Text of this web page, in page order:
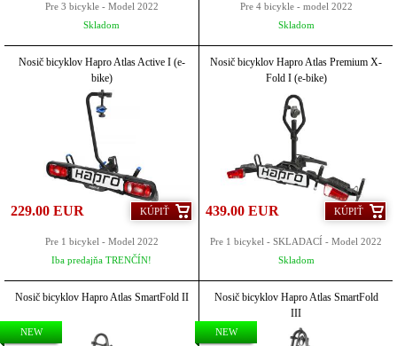
Pre 3 bicykle - Model 2022
Skladom
Pre 4 bicykle - model 2022
Skladom
Nosič bicyklov Hapro Atlas Active I (e-
bike)
229.00 EUR KÚPIŤ
Pre 1 bicykel - Model 2022
Iba predajňa TRENČÍN!
Nosič bicyklov Hapro Atlas Premium X-
Fold I (e-bike)
439.00 EUR KÚPIŤ
Pre 1 bicykel - SKLADACÍ - Model 2022
Skladom
NEW
Nosič bicyklov Hapro Atlas SmartFold II
NEW
Nosič bicyklov Hapro Atlas SmartFold
III